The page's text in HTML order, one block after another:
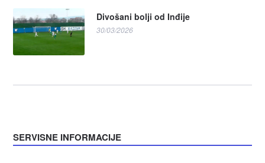
Divošani bolji od Inđije
30/03/2026
SERVISNE INFORMACIJE